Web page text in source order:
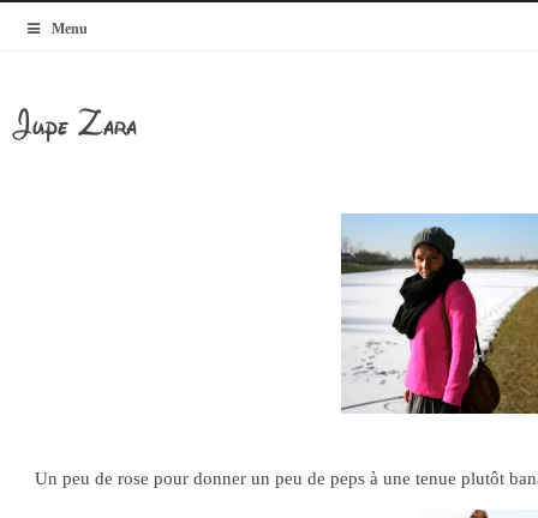
Menu
MyBlogMode
Jupe Zara
Un peu de rose pour donner un peu de peps à une tenue plutôt